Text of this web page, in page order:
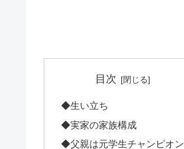
目次
◆生い立ち
◆実家の家族構成
◆父親は元学生チャンピオン